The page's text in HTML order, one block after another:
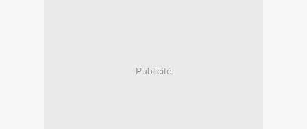
Publicité